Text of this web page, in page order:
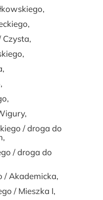
Czysta,
/ droga do
/ droga do
/ Akademicka,
/ Mieszka I,